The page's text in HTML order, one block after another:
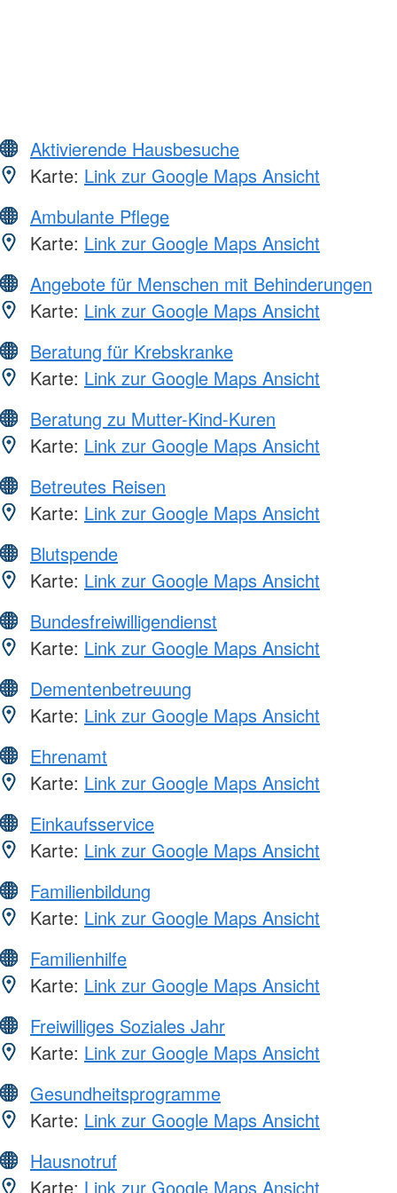
Aktivierende Hausbesuche
Karte: Link zur Google Maps Ansicht
Ambulante Pflege
Karte: Link zur Google Maps Ansicht
Angebote für Menschen mit Behinderungen
Karte: Link zur Google Maps Ansicht
Beratung für Krebskranke
Karte: Link zur Google Maps Ansicht
Beratung zu Mutter-Kind-Kuren
Karte: Link zur Google Maps Ansicht
Betreutes Reisen
Karte: Link zur Google Maps Ansicht
Blutspende
Karte: Link zur Google Maps Ansicht
Bundesfreiwilligendienst
Karte: Link zur Google Maps Ansicht
Dementenbetreuung
Karte: Link zur Google Maps Ansicht
Ehrenamt
Karte: Link zur Google Maps Ansicht
Einkaufsservice
Karte: Link zur Google Maps Ansicht
Familienbildung
Karte: Link zur Google Maps Ansicht
Familienhilfe
Karte: Link zur Google Maps Ansicht
Freiwilliges Soziales Jahr
Karte: Link zur Google Maps Ansicht
Gesundheitsprogramme
Karte: Link zur Google Maps Ansicht
Hausnotruf
Karte: Link zur Google Maps Ansicht